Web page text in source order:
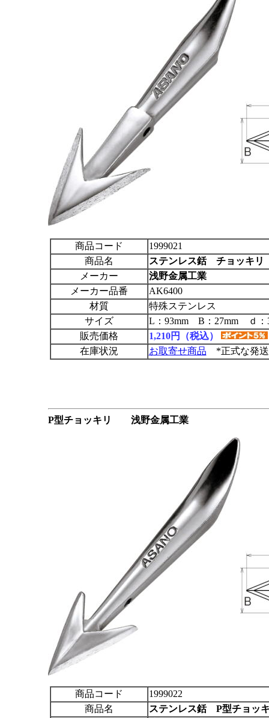
商品コード
1999021
商品名
ステンレス銛 チョッキリ
メーカー
浅野金属工業
メーカー品番
AK6400
材質
特殊ステンレス
サイズ
L：93mm B：27mm ｄ
販売価格
1,210円（税込）
在庫状況
お取寄せ商品 *正式な発送
P型チョッキリ 浅野金属工業
商品コード
1999022
商品名
ステンレス銛 P型チョッ